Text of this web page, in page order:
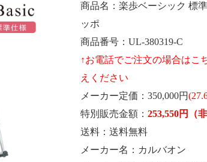
商品名
楽歩ベーシック 標
ッポ
商品番号
UL-380319-C
メーカー定価 350,000円
特別販売金額
253,550円
（
送料
送料無料
メーカー名
カルバオン